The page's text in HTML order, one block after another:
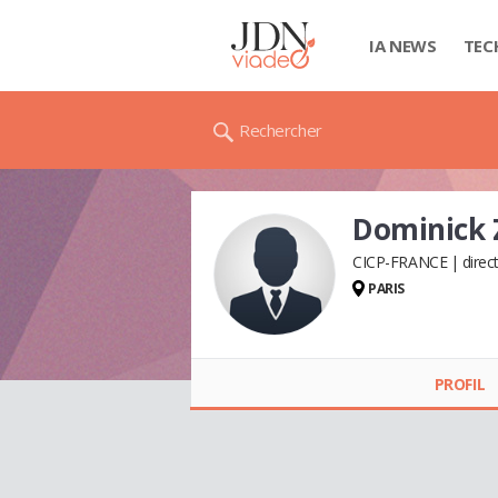
IA NEWS
Rechercher
Dominick
CICP-FRANCE
PARIS
PROFIL